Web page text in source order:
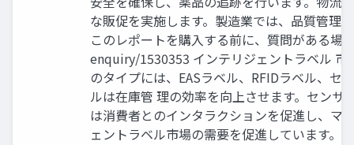
な販促を実施します。製造業では、品質管理
このレポートを購入する前に、質問がある
enquiry/1530353 インテリジェントラベル 市
のタイプには、EASラベル、RFIDラベル、セ
ルは在庫管 理の効率を向上させます。セン
は消費者とのインタラクションを促進し、マ
ェントラベル市場の需要を促進しています